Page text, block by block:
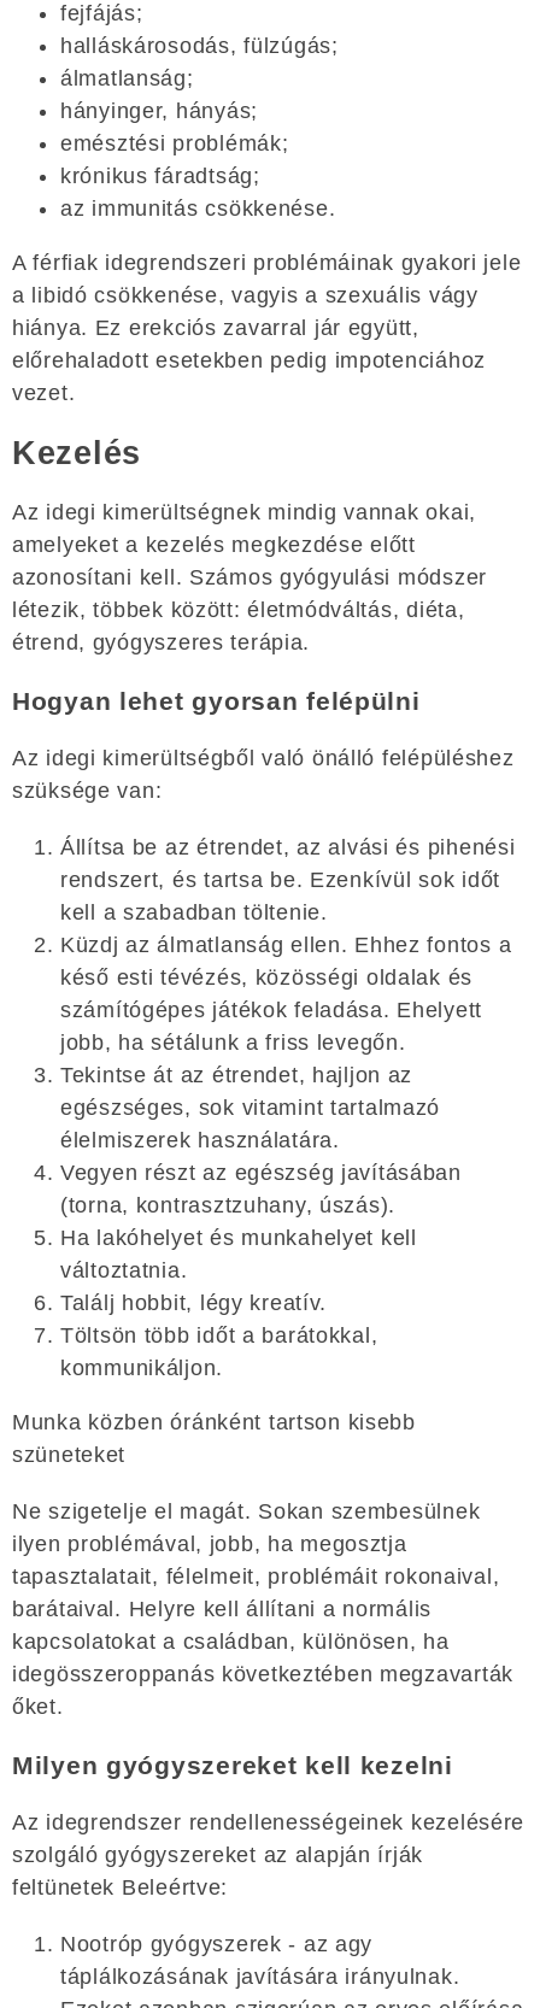
fejfájás;
halláskárosodás, fülzúgás;
álmatlanság;
hányinger, hányás;
emésztési problémák;
krónikus fáradtság;
az immunitás csökkenése.
A férfiak idegrendszeri problémáinak gyakori jele
a libidó csökkenése, vagyis a szexuális vágy
hiánya. Ez erekciós zavarral jár együtt,
előrehaladott esetekben pedig impotenciához
vezet.
Kezelés
Az idegi kimerültségnek mindig vannak okai,
amelyeket a kezelés megkezdése előtt
azonosítani kell. Számos gyógyulási módszer
létezik, többek között: életmódváltás, diéta,
étrend, gyógyszeres terápia.
Hogyan lehet gyorsan felépülni
Az idegi kimerültségből való önálló felépüléshez
szüksége van:
Állítsa be az étrendet, az alvási és pihenési
rendszert, és tartsa be. Ezenkívül sok időt
kell a szabadban töltenie.
Küzdj az álmatlanság ellen. Ehhez fontos a
késő esti tévézés, közösségi oldalak és
számítógépes játékok feladása. Ehelyett
jobb, ha sétálunk a friss levegőn.
Tekintse át az étrendet, hajljon az
egészséges, sok vitamint tartalmazó
élelmiszerek használatára.
Vegyen részt az egészség javításában
(torna, kontrasztzuhany, úszás).
Ha lakóhelyet és munkahelyet kell
változtatnia.
Találj hobbit, légy kreatív.
Töltsön több időt a barátokkal,
kommunikáljon.
Munka közben óránként tartson kisebb
szüneteket
Ne szigetelje el magát. Sokan szembesülnek
ilyen problémával, jobb, ha megosztja
tapasztalatait, félelmeit, problémáit rokonaival,
barátaival. Helyre kell állítani a normális
kapcsolatokat a családban, különösen, ha
idegösszeroppanás következtében megzavarták
őket.
Milyen gyógyszereket kell kezelni
Az idegrendszer rendellenességeinek kezelésére
szolgáló gyógyszereket az alapján írják
feltünetek Beleértve:
Nootróp gyógyszerek - az agy
táplálkozásának javítására irányulnak.